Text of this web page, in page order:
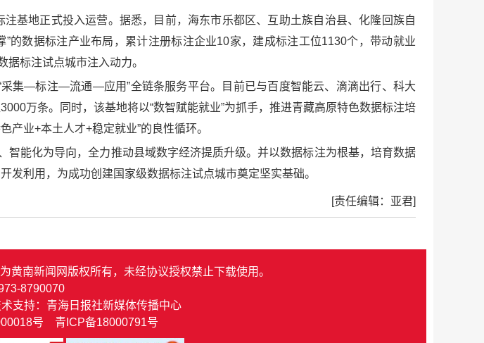
基地正式投入运营。据悉，目前，海东市乐都区、互助土族自治县、化隆回族自
的数据标注产业布局，累计注册标注企业10家，建成标注工位1130个，带动就业
标注试点城市注入动力。
集—标注—流通—应用”全链条服务平台。目前已与百度智能云、滴滴出行、科大
万条。同时，该基地将以“数智赋能就业”为抓手，推进青藏高原特色数据标注培
产业+本土人才+稳定就业”的良性循环。
智能化为导向，全力推动县域数字经济提质升级。并以数据标注为根基，培育数据
利用，为成功创建国家级数据标注试点城市奠定坚实基础。
[责任编辑：亚君]
黄南新闻网版权所有，未经协议授权禁止下载使用。
8790070
支持：青海日报社新媒体传播中心
号
青ICP备18000791号